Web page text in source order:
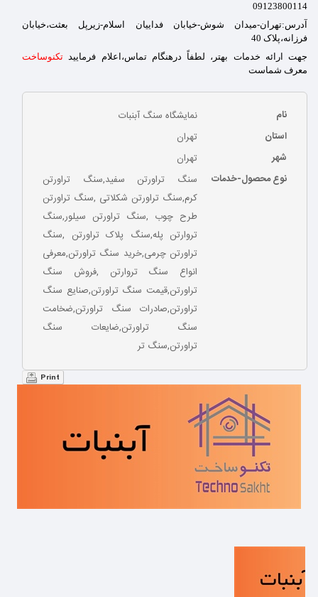
09123800114
آدرس:تهران-میدان شوش-خیابان فداییان اسلام-زیرپل بعثت،خیابان
فرزانه،پلاک 40
جهت ارائه خدمات بهتر، لطفاً درهنگام تماس،اعلام فرمایید تکنوساخت
معرف شماست
نام
نمایشگاه سنگ آبنبات
استان
تهران
شهر
تهران
نوع محصول-خدمات
سنگ تراورتن سفید,سنگ تراورتن
کرم,سنگ تراورتن شکلاتی ,سنگ تراورتن
طرح چوب ,سنگ تراورتن سیلور,سنگ
تروارتن پله,سنگ پلاک تراورتن ,سنگ
تراورتن چرمی,خرید سنگ تراورتن,معرفی
انواع سنگ تروارتن ,فروش سنگ
تراورتن,قیمت سنگ تراورتن,صنایع سنگ
تراورتن,صادرات سنگ تراورتن,ضخامت
سنگ تراورتن,ضایعات سنگ
تراورتن,سنگ تر
Print